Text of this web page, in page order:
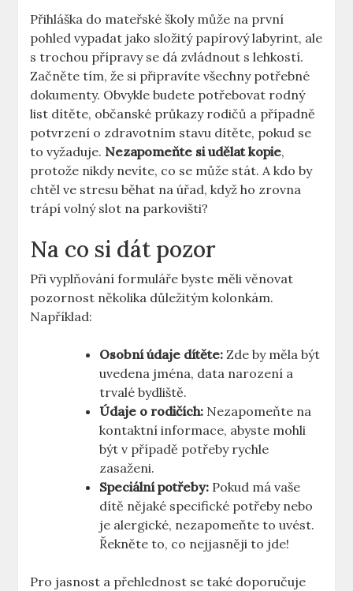
Přihláška do mateřské školy může na první
pohled vypadat jako složitý papírový labyrint,‌ ale
​s ‌trochou⁤ přípravy se dá zvládnout s‍ lehkostí.
Začněte tím, že si připravíte všechny ‍potřebné
dokumenty. Obvykle budete potřebovat rodný
list ​dítěte, občanské průkazy rodičů a případně
potvrzení o zdravotním stavu dítěte, pokud se
to vyžaduje. Nezapomeňte si udělat kopie,
protože nikdy nevíte, co se může stát. A kdo by⁣
chtěl ve stresu běhat na úřad, když ho zrovna
trápí volný slot na parkovišti?
Na co​ si⁤ dát pozor
Při vyplňování formuláře byste měli věnovat
pozornost několika důležitým kolonkám.
Například:
Osobní ​údaje dítěte: Zde by měla​ být
uvedena jména,⁤ data ‍narození a​
trvalé bydliště.
Údaje o rodičích: Nezapomeňte na
kontaktní informace, abyste mohli
být v případě potřeby rychle
zasaženi.
Speciální potřeby: Pokud má vaše ​
dítě nějaké specifické potřeby nebo
je alergické, nezapomeňte to uvést.
⁤Řekněte to, co nejjasněji to jde!
Pro jasnost a přehlednost se také doporučuje